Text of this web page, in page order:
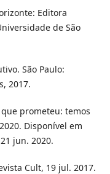
Editora
de São
São Paulo:
2017.
que prometeu: temos
Disponível em
jun. 2020.
Cult, 19 jul. 2017.